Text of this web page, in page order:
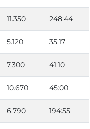
11.350 248:44
5.120 35:17
7.300 41:10
10.670 45:00
6.790 194:55